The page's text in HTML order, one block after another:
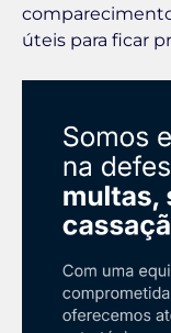
úteis para ficar